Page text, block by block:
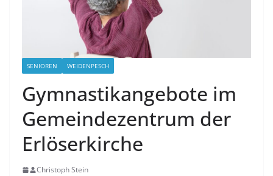
SENIOREN WEIDENPESCH
Gymnastikangebote im
Gemeindezentrum der
Erlöserkirche
Christoph Stein